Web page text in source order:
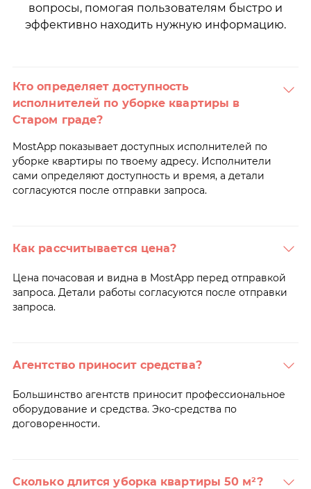
вопросы, помогая пользователям быстро и
эффективно находить нужную информацию.
Кто определяет доступность
исполнителей по уборке квартиры в
Старом граде?
MostApp показывает доступных исполнителей по
уборке квартиры по твоему адресу. Исполнители
сами определяют доступность и время, а детали
согласуются после отправки запроса.
Как рассчитывается цена?
Цена почасовая и видна в MostApp перед отправкой
запроса. Детали работы согласуются после отправки
запроса.
Агентство приносит средства?
Большинство агентств приносит профессиональное
оборудование и средства. Эко-средства по
договоренности.
Сколько длится уборка квартиры 50 м²?